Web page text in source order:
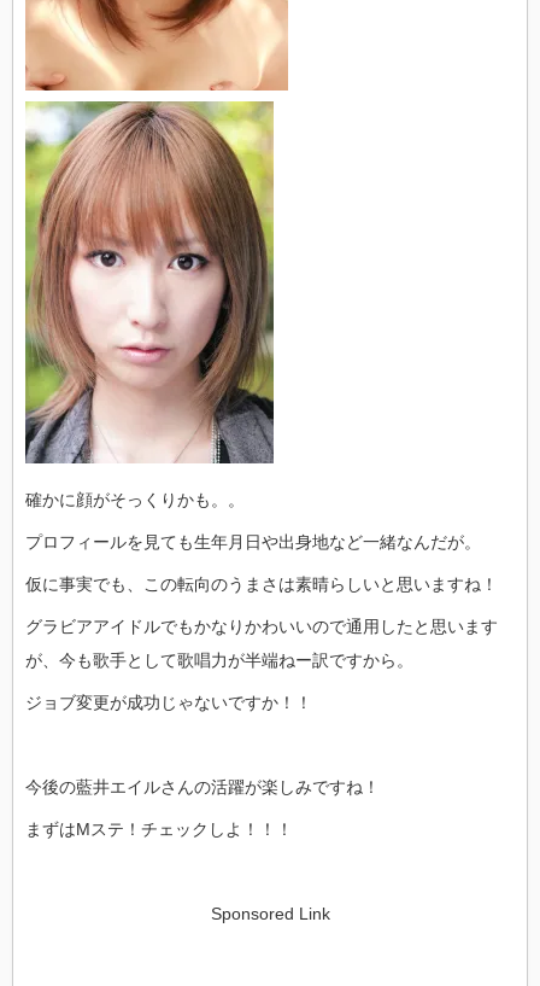
確かに顔がそっくりかも。。
プロフィールを見ても生年月日や出身地など一緒なんだが。
仮に事実でも、この転向のうまさは素晴らしいと思いますね！
グラビアアイドルでもかなりかわいいので通用したと思います
が、今も歌手として歌唱力が半端ねー訳ですから。
ジョブ変更が成功じゃないですか！！
今後の藍井エイルさんの活躍が楽しみですね！
まずはMステ！チェックしよ！！！
Sponsored Link